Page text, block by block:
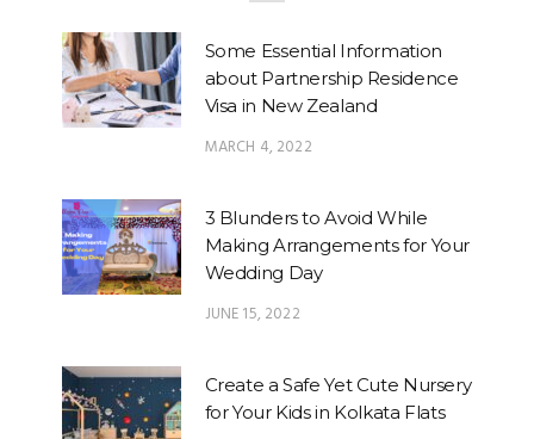
Some Essential Information
about Partnership Residence
Visa in New Zealand
MARCH 4, 2022
3 Blunders to Avoid While
Making Arrangements for Your
Wedding Day
JUNE 15, 2022
Create a Safe Yet Cute Nursery
for Your Kids in Kolkata Flats